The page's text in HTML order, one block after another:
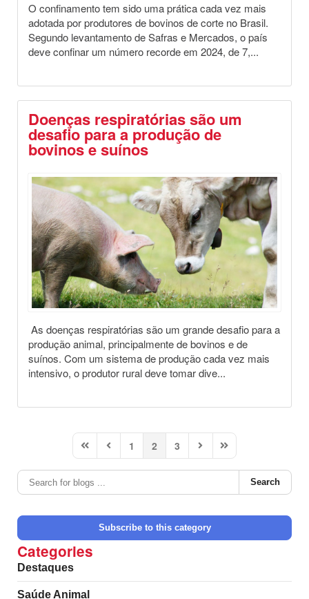
O confinamento tem sido uma prática cada vez mais
adotada por produtores de bovinos de corte no Brasil.
Segundo levantamento de Safras e Mercados, o país
deve confinar um número recorde em 2024, de 7,...
Doenças respiratórias são um
desafio para a produção de
bovinos e suínos
As doenças respiratórias são um grande desafio para a
produção animal, principalmente de bovinos e de
suínos. Com um sistema de produção cada vez mais
intensivo, o produtor rural deve tomar dive...
First PagePrevious Page
1 2 3 Next PageLast Page
Search
Subscribe to this category
Categories
Destaques
Saúde Animal